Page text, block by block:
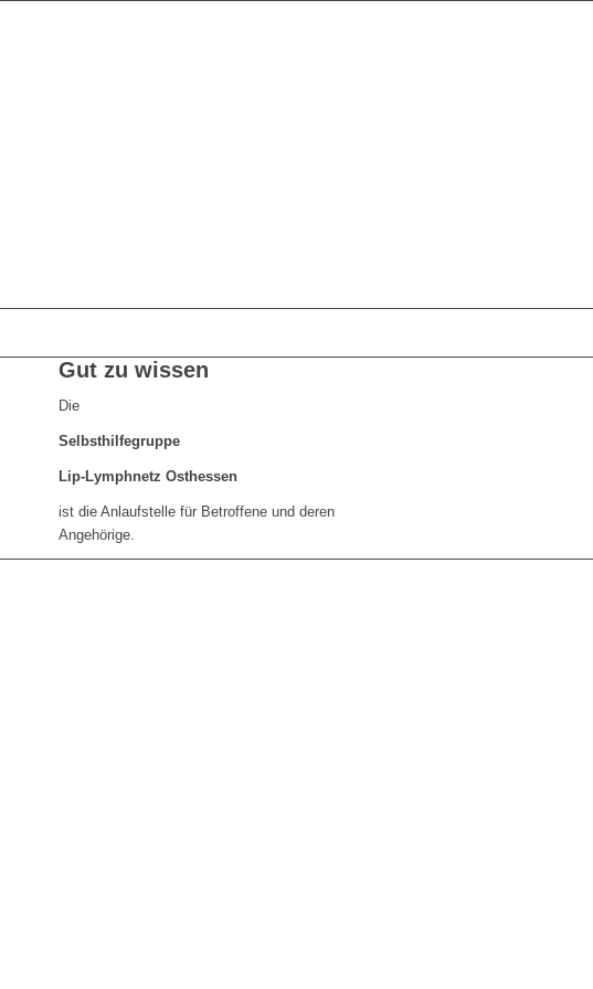
Gut zu wissen
Die
Selbsthilfegruppe
Lip-Lymphnetz Osthessen
ist die Anlaufstelle für Betroffene und deren
Angehörige.